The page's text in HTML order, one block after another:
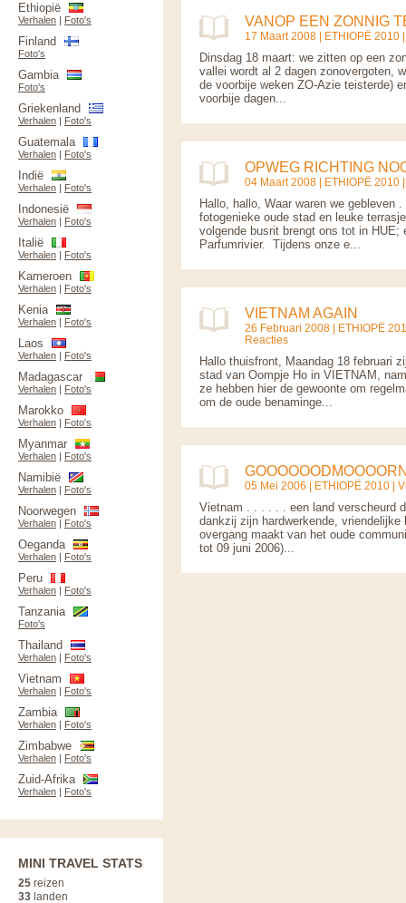
VANOP EEN ZONNIG
17 Maart 2008 | ETHIOPË 2010
Dinsdag 18 maart: we zitten op een
vallei wordt al 2 dagen zonovergoten,
de voorbije weken ZO-Azie teisterde)
voorbije dagen...
OPWEG RICHTING
04 Maart 2008 | ETHIOPË 2010
Hallo, hallo, Waar waren we
fotogenieke oude stad en leuke
volgende busrit brengt ons tot in
Parfumrivier. Tijdens onze e...
VIETNAM AGAIN
26 Februari 2008 | ETHIOPË
Reacties
Hallo thuisfront, Maandag 18 februari
stad van Oompje Ho in VIETNAM,
ze hebben hier de gewoonte om
om de oude benaminge...
05 Mei 2006 | ETHIOPË 2010 |
Vietnam . . . . . . een land verscheurd
dankzij zijn hardwerkende,
overgang maakt van het oude
tot 09 juni 2006)...
Ethiopië
Verhalen | Foto's
Finland
Foto's
Gambia
Foto's
Griekenland
Verhalen | Foto's
Guatemala
Verhalen | Foto's
Indië
Verhalen | Foto's
Indonesië
Verhalen | Foto's
Italië
Verhalen | Foto's
Kameroen
Verhalen | Foto's
Kenia
Verhalen | Foto's
Laos
Verhalen | Foto's
Madagascar
Verhalen | Foto's
Marokko
Verhalen | Foto's
Myanmar
Verhalen | Foto's
Namibië
Verhalen | Foto's
Noorwegen
Verhalen | Foto's
Oeganda
Verhalen | Foto's
Peru
Verhalen | Foto's
Tanzania
Foto's
Thailand
Verhalen | Foto's
Vietnam
Verhalen | Foto's
Zambia
Verhalen | Foto's
Zimbabwe
Verhalen | Foto's
Zuid-Afrika
Verhalen | Foto's
MINI TRAVEL STATS
25 reizen
33 landen